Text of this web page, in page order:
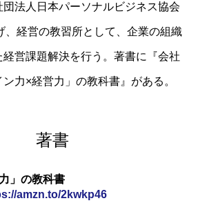
法人日本パーソナルビジネス協会
、経営の教習所として、企業の組織
経営課題解決を行う。著書に『会社
力×経営力」の教科書』がある。
著書
」の教科書
amzn.to/2kwkp46